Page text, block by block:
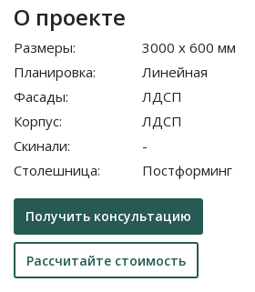
О проекте
Размеры:
Планировка:
Фасады:
Корпус:
Скинали:
Столешница:
3000 x 600 мм
Линейная
ЛДСП
ЛДСП
-
Постформинг
Получить консультацию
Рассчитайте стоимость